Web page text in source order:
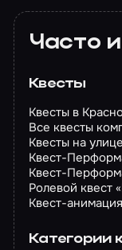
Часто
Квесты
Квесты в
Все квесты
Квесты на
Квест-
Квест-
Ролевой квест
Квест-
Категории